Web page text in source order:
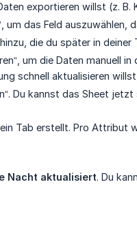
exportieren willst (z. B.
um das Feld
die du später in deiner
um die Daten manuell
schnell aktualisieren
Du kannst das Sheet
Tab erstellt. Pro Attribut
Nacht aktualisiert. Du